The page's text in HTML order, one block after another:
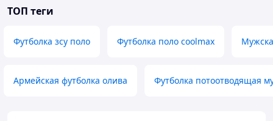
ТОП теги
Футболка зсу поло Футболка поло coolmax
Армейская футболка олива Футболка потоотводящая